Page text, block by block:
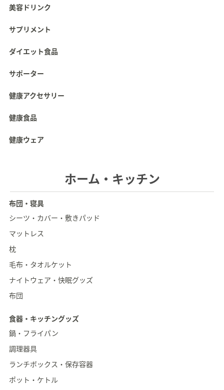
美容ドリンク
サプリメント
ダイエット食品
サポーター
健康アクセサリー
健康食品
健康ウェア
ホーム・キッチン
布団・寝具
シーツ・カバー・敷きパッド
マットレス
枕
毛布・タオルケット
ナイトウェア・快眠グッズ
布団
食器・キッチングッズ
鍋・フライパン
調理器具
ランチボックス・保存容器
ポット・ケトル